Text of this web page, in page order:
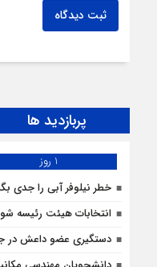
ثبت دیدگاه
پربازدید ها
1 روز
خطر نیلوفر آبی را جدی
انتخابات هیئت رئیسه
دستگیری عضو داعش در